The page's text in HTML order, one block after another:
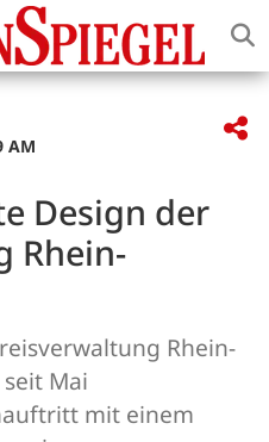
AM
Design der
Rhein-
Rhein-
Mai
mit einem